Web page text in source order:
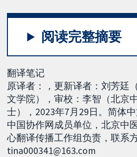
阅读完整摘要
翻译笔记
原译者：，更新译者：刘芳廷
文学院），审校：李智（北京
士），2023年7月29日。简体
中国协作网成员单位，北京中
心翻译传播工作组负责，联系
tina000341@163.com